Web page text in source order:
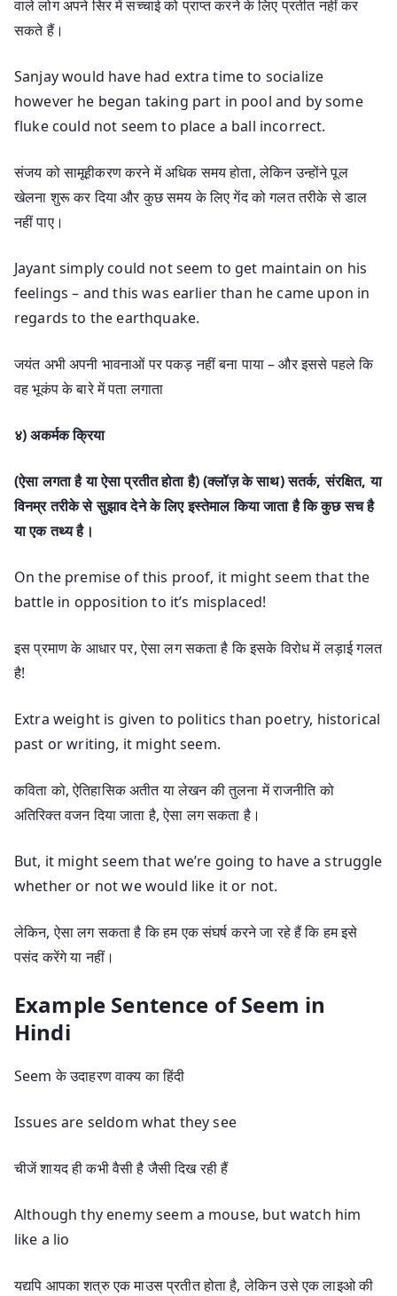
वाले लोग अपने सिर में सच्चाई को प्राप्त करने के लिए प्रतीत नहीं कर
सकते हैं।
Sanjay would have had extra time to socialize
however he began taking part in pool and by some
fluke could not seem to place a ball incorrect.
संजय को सामूहीकरण करने में अधिक समय होता, लेकिन उन्होंने पूल
खेलना शुरू कर दिया और कुछ समय के लिए गेंद को गलत तरीके से डाल
नहीं पाए।
Jayant simply could not seem to get maintain on his
feelings – and this was earlier than he came upon in
regards to the earthquake.
जयंत अभी अपनी भावनाओं पर पकड़ नहीं बना पाया – और इससे पहले कि
वह भूकंप के बारे में पता लगाता
४) अकर्मक क्रिया
(ऐसा लगता है या ऐसा प्रतीत होता है) (क्लॉज़ के साथ) सतर्क, संरक्षित, या
विनम्र तरीके से सुझाव देने के लिए इस्तेमाल किया जाता है कि कुछ सच है
या एक तथ्य है।
On the premise of this proof, it might seem that the
battle in opposition to it’s misplaced!
इस प्रमाण के आधार पर, ऐसा लग सकता है कि इसके विरोध में लड़ाई गलत
है!
Extra weight is given to politics than poetry, historical
past or writing, it might seem.
कविता को, ऐतिहासिक अतीत या लेखन की तुलना में राजनीति को
अतिरिक्त वजन दिया जाता है, ऐसा लग सकता है।
But, it might seem that we’re going to have a struggle
whether or not we would like it or not.
लेकिन, ऐसा लग सकता है कि हम एक संघर्ष करने जा रहे हैं कि हम इसे
पसंद करेंगे या नहीं।
Example Sentence of Seem in
Hindi
Seem के उदाहरण वाक्य का हिंदी
Issues are seldom what they see
चीजें शायद ही कभी वैसी है जैसी दिख रही हैं
Although thy enemy seem a mouse, but watch him
like a lio
यद्यपि आपका शत्रु एक माउस प्रतीत होता है, लेकिन उसे एक लाइओ की